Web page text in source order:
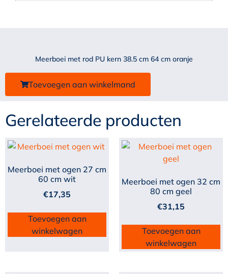
Meerboei met rod PU kern 38.5 cm 64 cm oranje
Toevoegen aan winkelmand
Gerelateerde producten
Meerboei met ogen 27 cm
60 cm wit
€17,35
Toevoegen aan
winkelwagen
Meerboei met ogen 32 cm
80 cm geel
€31,15
Toevoegen aan
winkelwagen